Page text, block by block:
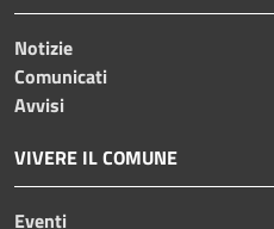
Notizie
Comunicati
Avvisi
VIVERE IL COMUNE
Eventi